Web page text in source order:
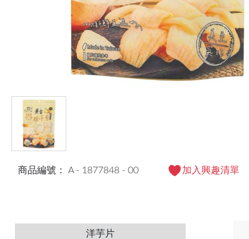
商品編號： A - 1877848 - 00 加入興趣清單
洋芋片